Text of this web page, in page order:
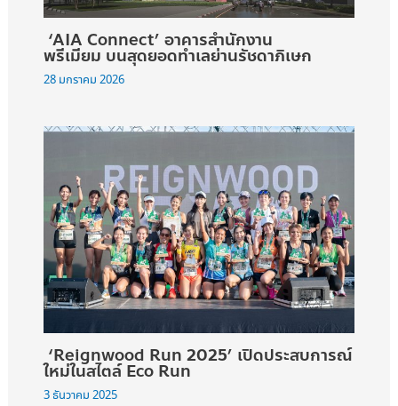
‘AIA Connect’ อาคารสำนักงาน
พรีเมียม บนสุดยอดทำเลย่านรัชดาภิเษก
28 มกราคม 2026
‘Reignwood Run 2025’ เปิดประสบการณ์
ใหม่ในสไตล์ Eco Run
3 ธันวาคม 2025